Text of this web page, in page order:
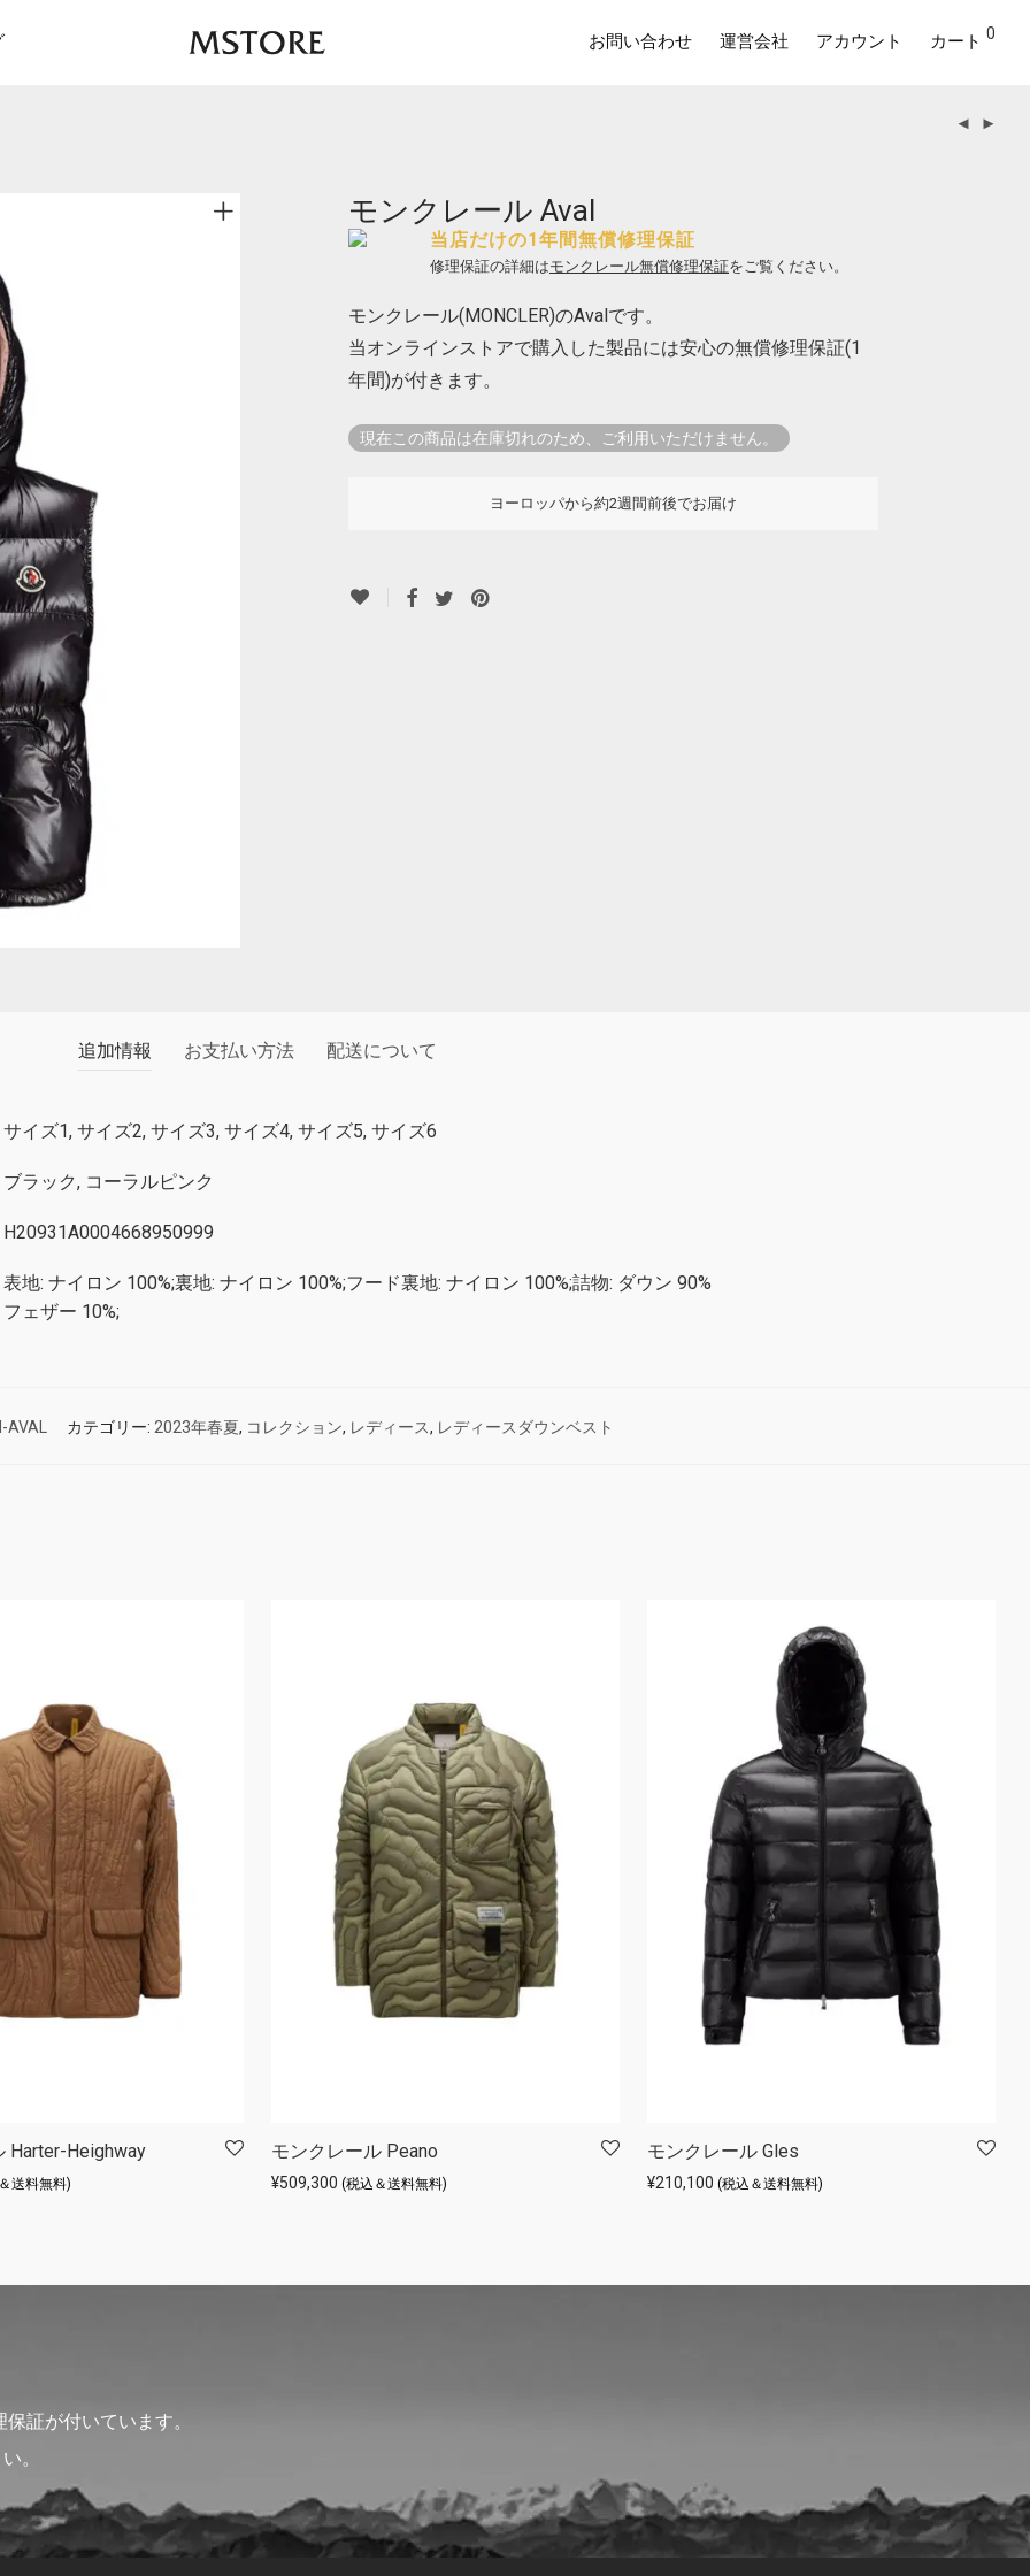
お問い合わせ 運営会社 アカウント カート 0
モンクレール Aval
当店だけの1年間無償修理保証
修理保証の詳細はモンクレール無償修理保証をご覧ください。
モンクレール(MONCLER)のAvalです。
当オンラインストアで購入した製品には安心の無償修理保証(1
年間)が付きます。
現在この商品は在庫切れのため、ご利用いただけません。
ヨーロッパから約2週間前後でお届け
追加情報 お支払い方法 配送について
サイズ1, サイズ2, サイズ3, サイズ4, サイズ5, サイズ6
ブラック, コーラルピンク
H20931A0004668950999
表地: ナイロン 100%;裏地: ナイロン 100%;フード裏地: ナイロン 100%;詰物: ダウン 90%
フェザー 10%;
AVAL カテゴリー: 2023年春夏, コレクション, レディース, レディースダウンベスト
Harter-Heighway
送料無料)
モンクレール Peano
¥509,300 (税込＆送料無料)
モンクレール Gles
¥210,100 (税込＆送料無料)
証が付いています。
。